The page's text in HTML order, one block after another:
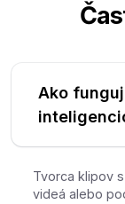
Ako
Tvorca klipov
videá alebo